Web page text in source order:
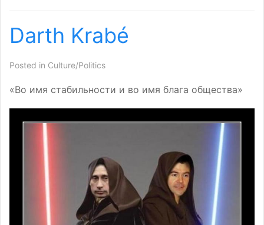
Darth Krabé
Posted in Culture/Politics
«Во имя стабильности и во имя блага общества»